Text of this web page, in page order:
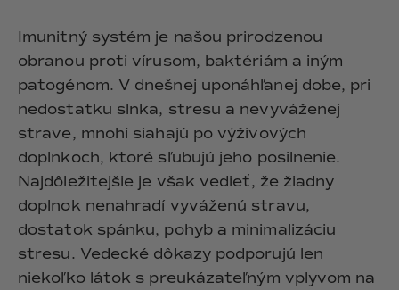
Imunitný systém je našou prirodzenou
obranou proti vírusom, baktériám a iným
patogénom. V dnešnej uponáhľanej dobe, pri
nedostatku slnka, stresu a nevyváženej
strave, mnohí siahajú po výživových
doplnkoch, ktoré sľubujú jeho posilnenie.
Najdôležitejšie je však vedieť, že žiadny
doplnok nenahradí vyváženú stravu,
dostatok spánku, pohyb a minimalizáciu
stresu. Vedecké dôkazy podporujú len
niekoľko látok s preukázateľným vplyvom na
€29,90 €24,90
MUCUMU
Candle
ROUGE
MUCUMU
Essentials set
L´AMOUR
€38,90
MUCUMU
Hair & Body Mist
L´AMOUR
€24,90
MUCUMU
Hand Cream Serum
L´AMOUR
€12,90
Hand Cream Serum
Nail Oil
Candles
Sety
SOLEILLE